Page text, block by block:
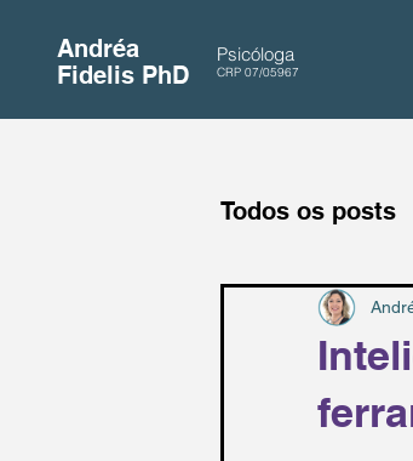
Andréa
Fidelis PhD
Psicóloga
CRP 07/05967
Todos os posts